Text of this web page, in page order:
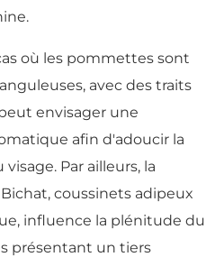
où les pommettes sont
avec des traits
envisager une
afin d'adoucir la
Par ailleurs, la
coussinets adipeux
influence la plénitude du
présentant un tiers